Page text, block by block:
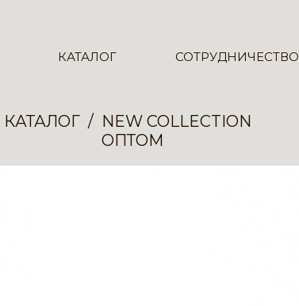
КАТАЛОГ СОТРУДНИЧЕСТВО
КАТАЛОГ
NEW COLLECTION
ОПТОМ